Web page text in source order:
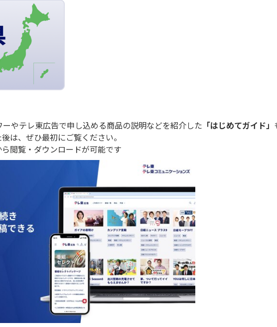
やテレ東広告で申し込める商品の説明などを紹介した 「はじめてガイド」
は、ぜひ最初にご覧ください。
閲覧・ダウンロードが可能です